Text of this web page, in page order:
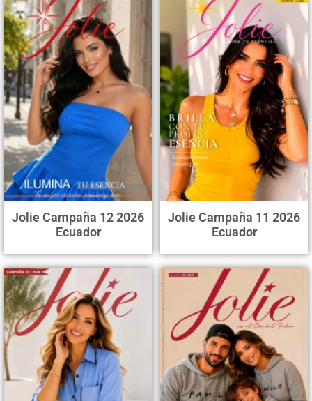
Jolie Campaña 12 2026
Ecuador
Jolie Campaña 11 2026
Ecuador